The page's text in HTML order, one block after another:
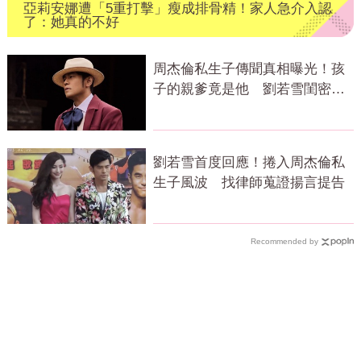
亞莉安娜遭「5重打擊」瘦成排骨精！家人急介入認
了：她真的不好
周杰倫私生子傳聞真相曝光！孩
子的親爹竟是他 劉若雪閨密出
劉若雪首度回應！捲入周杰倫私
生子風波 找律師蒐證揚言提告
Recommended by